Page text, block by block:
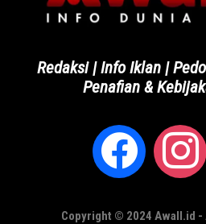
Redaksi|Info Iklan|
Penafian &
Copyright © 2024 Awall.id -